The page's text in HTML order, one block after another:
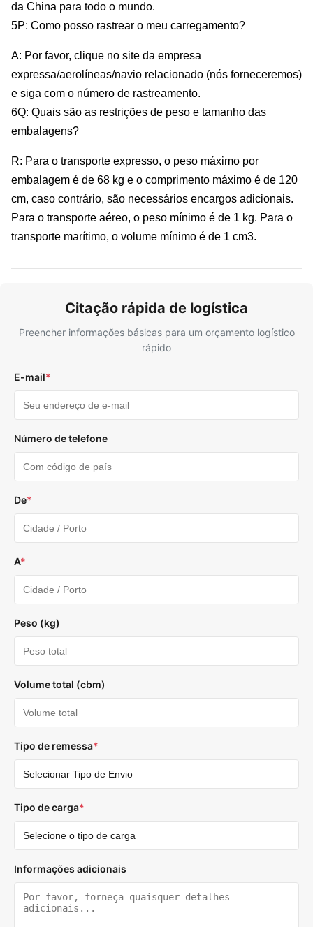
da China para todo o mundo.
5P: Como posso rastrear o meu carregamento?
A: Por favor, clique no site da empresa
expressa/aerolíneas/navio relacionado (nós forneceremos)
e siga com o número de rastreamento.
6Q: Quais são as restrições de peso e tamanho das
embalagens?
R: Para o transporte expresso, o peso máximo por
embalagem é de 68 kg e o comprimento máximo é de 120
cm, caso contrário, são necessários encargos adicionais.
Para o transporte aéreo, o peso mínimo é de 1 kg. Para o
transporte marítimo, o volume mínimo é de 1 cm3.
Citação rápida de logística
Preencher informações básicas para um orçamento logístico
rápido
E-mail*
Número de telefone
De*
A*
Peso (kg)
Volume total (cbm)
Tipo de remessa*
Tipo de carga*
Informações adicionais